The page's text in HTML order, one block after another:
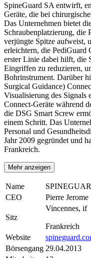
SpineGuard SA entwirft,
Geräte, die bei
Das Unternehmen bietet
Schraubenplatzierung, die
verjüngte Spitze aufweist,
erleichtern, die PediGuard
erster Linie dabei hilft, die
Eingriffen zu reduzieren,
Bohrinstrument. Darüber
Surgical Guidance)
Visualisierung des Signals
Connect-Geräte während
die DSG Smart Screw
einem Schritt. Das
Personal und
Jahr 2009 gegründet und
Frankreich.
Mehr anzeigen
Name
CEO
Pierre Jerome
Sitz
Vincennes, if
Frankreich
Website
Börsengang 29.04.2013